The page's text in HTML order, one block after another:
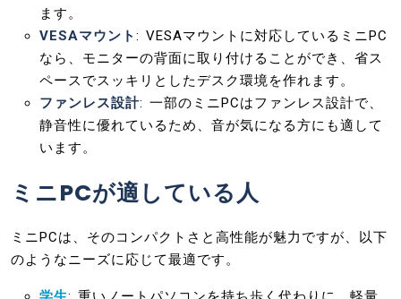
ます。
VESAマウント : VESAマウントに対応しているミニPC
なら、モニターの背面に取り付けることができ、省ス
ペースでスッキリとしたデスク環境を作れます。
ファンレス設計: 一部のミニPCはファンレス設計で、
静音性に優れているため、音が気になる方にも適して
います。
ミニPCが適している人
ミニPCは、そのコンパクトさと高性能が魅力ですが、以下
のようなニーズに応じて最適です。